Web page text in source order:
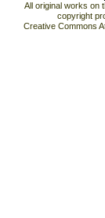
All original works on
copyright
Creative Commons